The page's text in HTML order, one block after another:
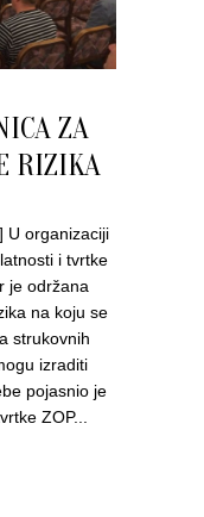
ZA
RIZIKA
U organizaciji
i tvrtke
je održana
na koju se
strukovnih
izraditi
pojasnio je
ZOP...